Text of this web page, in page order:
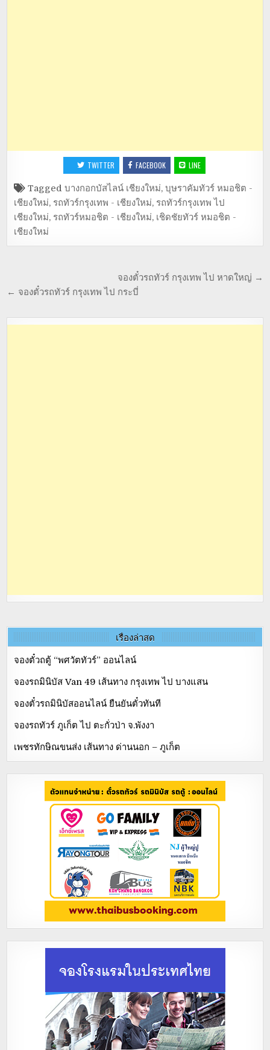
TWITTER FACEBOOK LINE
Taggedบางกอกบัสไลน์ เชียงใหม่,บุษราคัมทัวร์ หมอชิต -
เชียงใหม่, รถทัวร์กรุงเทพ - เชียงใหม่, รถทัวร์กรุงเทพ ไป
เชียงใหม่, รถทัวร์หมอชิต - เชียงใหม่, เชิดชัยทัวร์ หมอชิต -
เชียงใหม่
จองตั๋วรถทัวร์ กรุงเทพ ไป หาดใหญ่ →
← จองตั๋วรถทัวร์ กรุงเทพ ไป กระบี่
เรื่องล่าสุด
จองตั๋วถตู้ “พศวัตทัวร์” ออนไลน์
จองรถมินิบัส Van 49 เส้นทาง กรุงเทพ ไป บางแสน
จองตั๋วรถมินิบัสออนไลน์ ยืนยันตั๋วทันที
จองรถทัวร์ ภูเก็ต ไป ตะกั่วป่า จ.พังงา
เพชรทักษิณขนส่ง เส้นทาง ด่านนอก – ภูเก็ต